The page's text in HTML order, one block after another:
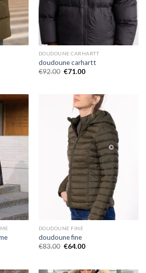
DOUDOUNE CARHARTT
doudoune carhartt
€92.00 €71.00
DOUDOUNE FINE
doudoune fine
€83.00 €64.00